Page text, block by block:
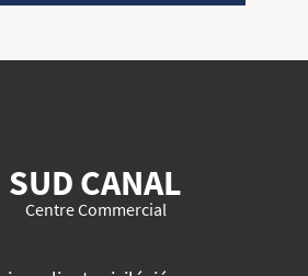
SUD CANAL
Centre Commercial